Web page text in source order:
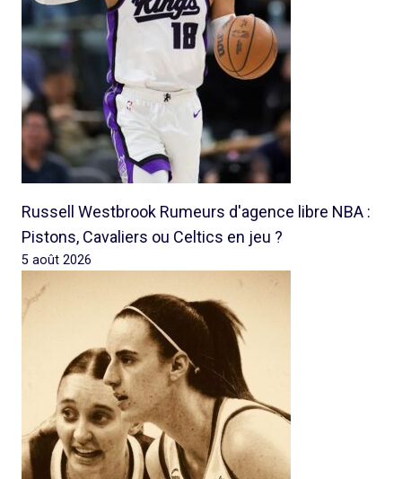
Russell Westbrook Rumeurs d'agence libre NBA :
Pistons, Cavaliers ou Celtics en jeu ?
5 août 2026